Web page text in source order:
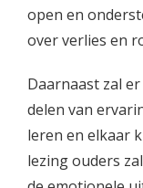
open en
over verlies en
Daarnaast zal
delen van
leren en elkaar
lezing ouders